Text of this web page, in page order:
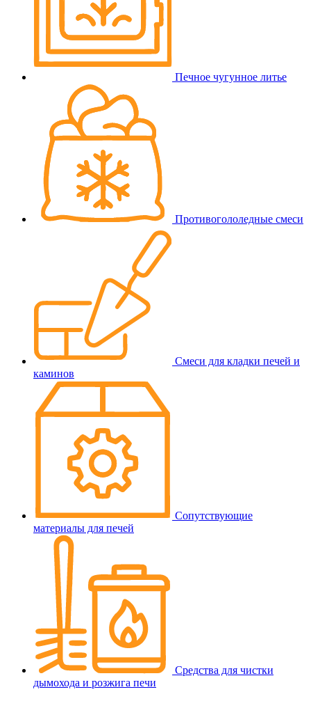
Печное чугунное литье
Противогололедные смеси
Смеси для кладки печей и
каминов
Сопутствующие
материалы для печей
Средства для чистки
дымохода и розжига печи